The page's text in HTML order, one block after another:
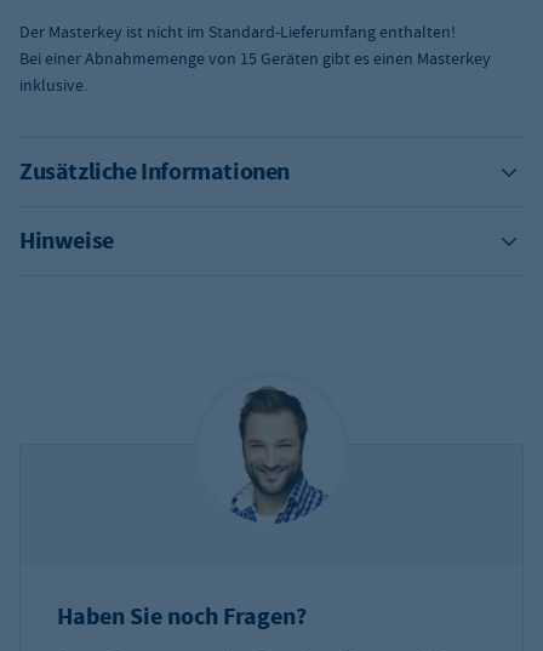
Der Masterkey ist nicht im Standard-Lieferumfang enthalten!
Bei einer Abnahmemenge von 15 Geräten gibt es einen Masterkey
inklusive.
Zusätzliche Informationen
Hinweise
Haben Sie noch Fragen?